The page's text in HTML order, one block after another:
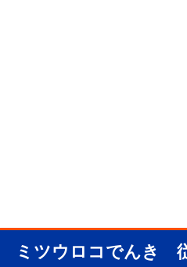
ミツウロコでんき